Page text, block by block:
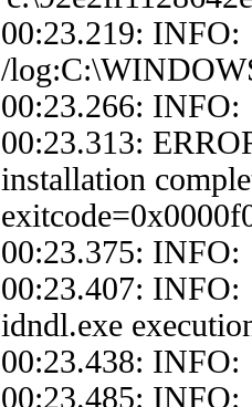
00:23.219:
/
00:23.266:
00:23.313:
installation
00:23.375:
00:23.407:
idndl.exe
00:23.438:
00:23.485: